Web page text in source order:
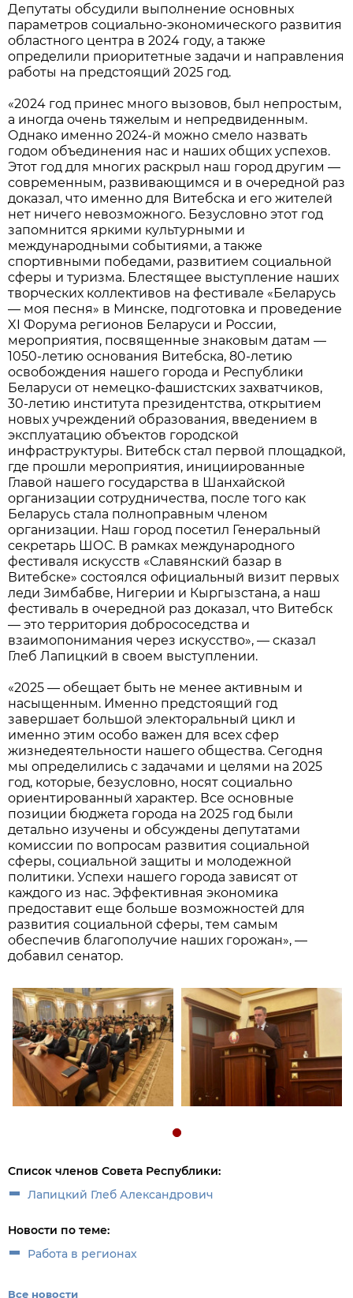
Депутаты обсудили выполнение основных
параметров социально-экономического развития
областного центра в 2024 году, а также
определили приоритетные задачи и направления
работы на предстоящий 2025 год.
«2024 год принес много вызовов, был непростым,
а иногда очень тяжелым и непредвиденным.
Однако именно 2024-й можно смело назвать
годом объединения нас и наших общих успехов.
Этот год для многих раскрыл наш город другим —
современным, развивающимся и в очередной раз
доказал, что именно для Витебска и его жителей
нет ничего невозможного. Безусловно этот год
запомнится яркими культурными и
международными событиями, а также
спортивными победами, развитием социальной
сферы и туризма. Блестящее выступление наших
творческих коллективов на фестивале «Беларусь
— моя песня» в Минске, подготовка и проведение
XI Форума регионов Беларуси и России,
мероприятия, посвященные знаковым датам —
1050-летию основания Витебска, 80-летию
освобождения нашего города и Республики
Беларуси от немецко-фашистских захватчиков,
30-летию института президентства, открытием
новых учреждений образования, введением в
эксплуатацию объектов городской
инфраструктуры. Витебск стал первой площадкой,
где прошли мероприятия, инициированные
Главой нашего государства в Шанхайской
организации сотрудничества, после того как
Беларусь стала полноправным членом
организации. Наш город посетил Генеральный
секретарь ШОС. В рамках международного
фестиваля искусств «Славянский базар в
Витебске» состоялся официальный визит первых
леди Зимбабве, Нигерии и Кыргызстана, а наш
фестиваль в очередной раз доказал, что Витебск
— это территория добрососедства и
взаимопонимания через искусство», — сказал
Глеб Лапицкий в своем выступлении.
«2025 — обещает быть не менее активным и
насыщенным. Именно предстоящий год
завершает большой электоральный цикл и
именно этим особо важен для всех сфер
жизнедеятельности нашего общества. Сегодня
мы определились с задачами и целями на 2025
год, которые, безусловно, носят социально
ориентированный характер. Все основные
позиции бюджета города на 2025 год были
детально изучены и обсуждены депутатами
комиссии по вопросам развития социальной
сферы, социальной защиты и молодежной
политики. Успехи нашего города зависят от
каждого из нас. Эффективная экономика
предоставит еще больше возможностей для
развития социальной сферы, тем самым
обеспечив благополучие наших горожан», —
добавил сенатор.
Список членов Совета Республики:
Лапицкий Глеб Александрович
Новости по теме:
Работа в регионах
Все новости